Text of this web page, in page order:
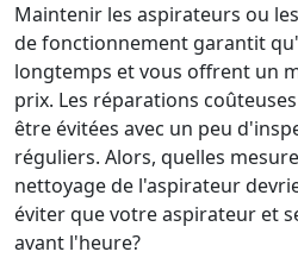
Maintenir les aspirateurs ou
de fonctionnement garantit
longtemps et vous offrent un
prix. Les réparations
être évitées avec un peu
réguliers. Alors, quelles
nettoyage de l'aspirateur
éviter que votre aspirateur et
avant l'heure?